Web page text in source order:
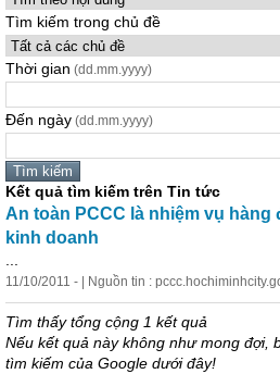
Tìm kiếm trong chủ đề
Thời gian (dd.mm.yyyy)
Đến ngày (dd.mm.yyyy)
Kết quả tìm kiếm trên Tin tức
An toàn PCCC là nhiệm vụ hàng
kinh doanh
11/10/2011 - | Nguồn tin :
Tìm thấy tổng cộng 1 kết quả
Nếu kết quả này không như mong đợi,
tìm kiếm của Google dưới đây!